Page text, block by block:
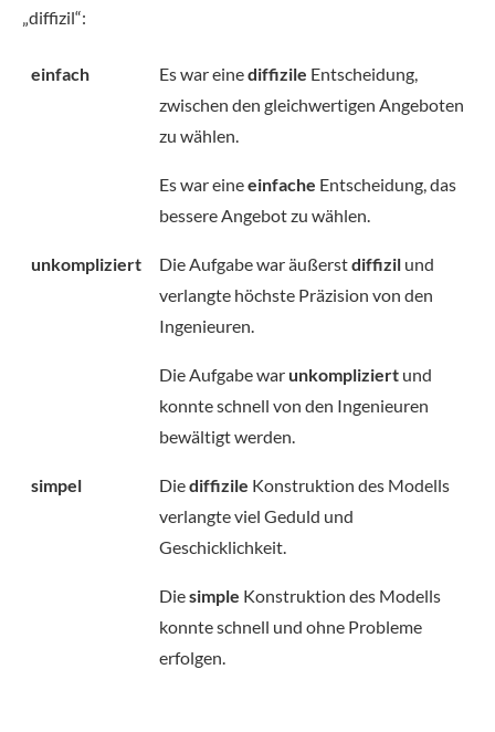
„diffizil“:
einfach Es war einediffizile Entscheidung,
zwischen den gleichwertigen Angeboten
zu wählen.
Es war eineeinfache Entscheidung, das
bessere Angebot zu wählen.
unkompliziert Die Aufgabe war äußerstdiffizil und
verlangte höchste Präzision von den
Ingenieuren.
Die Aufgabe war unkompliziert und
konnte schnell von den Ingenieuren
bewältigt werden.
simpel Diediffizile Konstruktion des Modells
verlangte viel Geduld und
Geschicklichkeit.
Diesimple Konstruktion des Modells
konnte schnell und ohne Probleme
erfolgen.